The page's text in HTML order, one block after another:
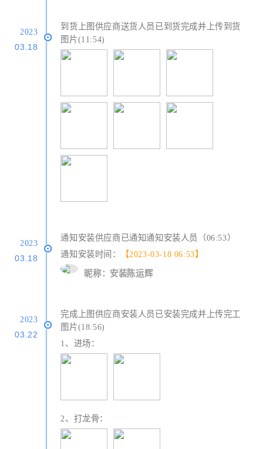
2023
03.18
到货上图供应商送货人员已到货完成并上传到货
图片(11:54)
2023
03.18
通知安装供应商已通知通知安装人员（06:53）
通知安装时间：
【2023-03-18 06:53】
昵称：安装陈运辉
2023
03.22
完成上图供应商安装人员已安装完成并上传完工
图片(18:56)
1、进场：
2、打龙骨：